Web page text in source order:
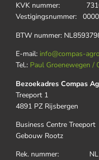
KVK nummer:
Vestigingsnummer:
BTW nummer:
E-mail: info@compas-
Tel.: Paul Groenewegen /
Bezoekadres Compas
Treeport 1
4891 PZ Rijsbergen
Business Centre Treeport
Gebouw Rootz
Rek. nummer: NL22